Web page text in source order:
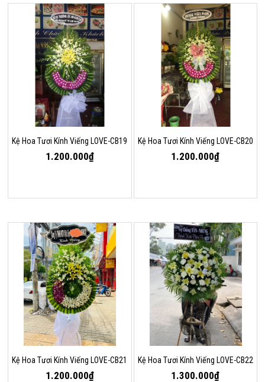
Kệ Hoa Tươi Kính Viếng LOVE-CB19
1.200.000₫
Kệ Hoa Tươi Kính Viếng LOVE-CB20
1.200.000₫
Kệ Hoa Tươi Kính Viếng LOVE-CB21
1.200.000₫
Kệ Hoa Tươi Kính Viếng LOVE-CB22
1.300.000₫